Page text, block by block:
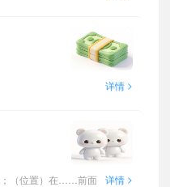
详情 >
（位置）在……前面
详情 >